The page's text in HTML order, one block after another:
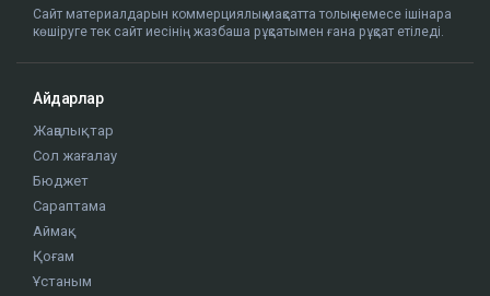
Сайт материалдарын коммерциялық мақсатта толық немесе ішінара
көшіруге тек сайт иесінің жазбаша рұқсатымен ғана рұқсат етіледі.
Айдарлар
Жаңалықтар
Сол жағалау
Бюджет
Сараптама
Аймақ
Қоғам
Ұстаным